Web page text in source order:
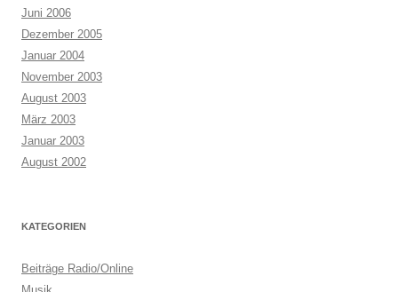
Juni 2006
Dezember 2005
Januar 2004
November 2003
August 2003
März 2003
Januar 2003
August 2002
KATEGORIEN
Beiträge Radio/Online